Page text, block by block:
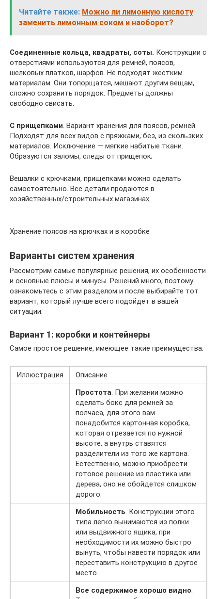
Читайте также: Можно ли лимонную кислоту
заменить лимонным соком и наоборот?
Соединенные кольца, квадраты, соты. Конструкции с
отверстиями используются для ремней, поясов,
шелковых платков, шарфов. Не подходят жестким
материалам. Они топорщатся, мешают другим вещам,
сложно сохранить порядок. Предметы должны
свободно свисать.
С прищепками. Вариант хранения для поясов, ремней.
Подходят для всех видов с пряжками, без, из скользких
материалов. Исключение — мягкие набитые ткани.
Образуются заломы, следы от прищепок;
Вешалки с крючками, прищепками можно сделать
самостоятельно. Все детали продаются в
хозяйственных/строительных магазинах.
Хранение поясов на крючках и в коробке
Варианты систем хранения
Рассмотрим самые популярные решения, их особенности
и основные плюсы и минусы. Решений много, поэтому
ознакомьтесь с этим разделом и после выбирайте тот
вариант, который лучше всего подойдет в вашей
ситуации.
Вариант 1: коробки и контейнеры
Самое простое решение, имеющее такие преимущества:
Иллюстрация
Описание
Простота. При желании можно
сделать бокс для ремней за
полчаса, для этого вам
понадобится картонная коробка,
которая отрезается по нужной
высоте, а внутрь ставятся
разделители из того же картона.
Естественно, можно приобрести
готовое решение из пластика или
дерева, оно не обойдется слишком
дорого.
Мобильность. Конструкции этого
типа легко вынимаются из полки
или выдвижного ящика, при
необходимости их можно быстро
вынуть, чтобы навести порядок или
переставить конструкцию в другое
место.
Все содержимое хорошо видно.